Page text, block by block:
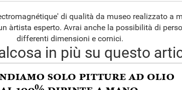
di qualità da museo realizzato a
àrtista esperto. Avrai anche la possibilità di
differenti dimensioni e cornici.
in più su questo